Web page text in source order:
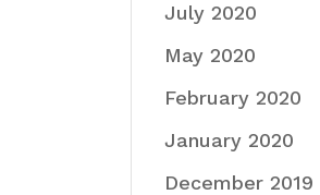
July 2020
May 2020
February 2020
January 2020
December 2019